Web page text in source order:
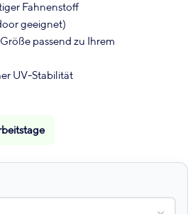
Fahnenstoff
geeignet)
passend zu Ihrem
UV-Stabilität